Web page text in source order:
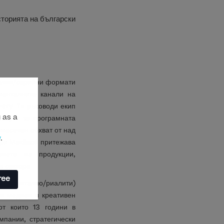
as a
.
на български
серийни формати
канали на
Тя ръководи екип
за програмната
обхват от над
МакЕвой притежава
на продукции,
риалити)
медиен и креативен
които 13 години в
стратегически